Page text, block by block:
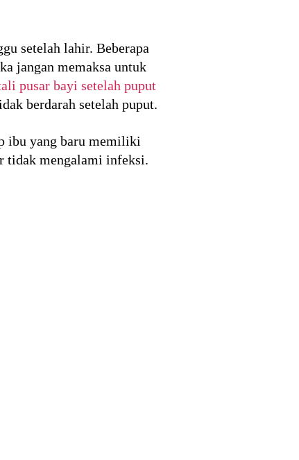
setelah lahir. Beberapa
jangan memaksa untuk
pusar bayi setelah puput
berdarah setelah puput.
ibu yang baru memiliki
tidak mengalami infeksi.